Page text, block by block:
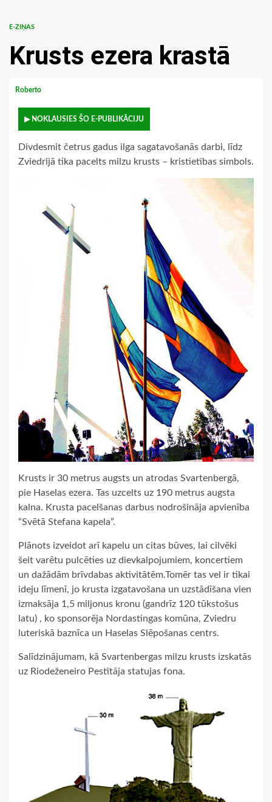
E-ZIŅAS
Krusts ezera krastā
Roberto
▶ NOKLAUSIES ŠO E-PUBLIKĀCIJU
Divdesmit četrus gadus ilga sagatavošanās darbi, līdz
Zviedrijā tika pacelts milzu krusts – kristietības simbols.
Krusts ir 30 metrus augsts un atrodas Svartenbergā,
pie Haselas ezera. Tas uzcelts uz 190 metrus augsta
kalna. Krusta pacelšanas darbus nodrošināja apvienība
“Svētā Stefana kapela”.
Plānots izveidot arī kapelu un citas būves, lai cilvēki
šeit varētu pulcēties uz dievkalpojumiem, koncertiem
un dažādām brīvdabas aktivitātēm.Tomēr tas vel ir tikai
ideju līmenī, jo krusta izgatavošana un uzstādīšana vien
izmaksāja 1,5 miljonus kronu (gandrīz 120 tūkstošus
latu) , ko sponsorēja Nordastingas komūna, Zviedru
luteriskā baznīca un Haselas Slēpošanas centrs.
Salīdzinājumam, kā Svartenbergas milzu krusts izskatās
uz Riodeženeiro Pestītāja statujas fona.